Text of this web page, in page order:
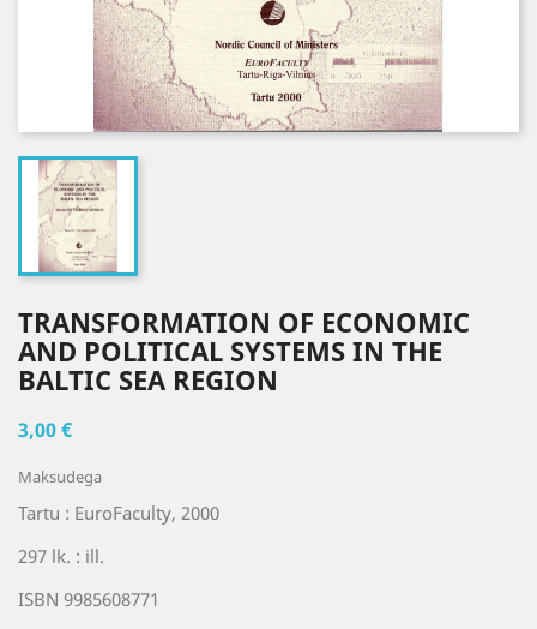
TRANSFORMATION OF ECONOMIC
AND POLITICAL SYSTEMS IN THE
BALTIC SEA REGION
3,00 €
Maksudega
Tartu : EuroFaculty, 2000
297 lk. : ill.
ISBN 9985608771